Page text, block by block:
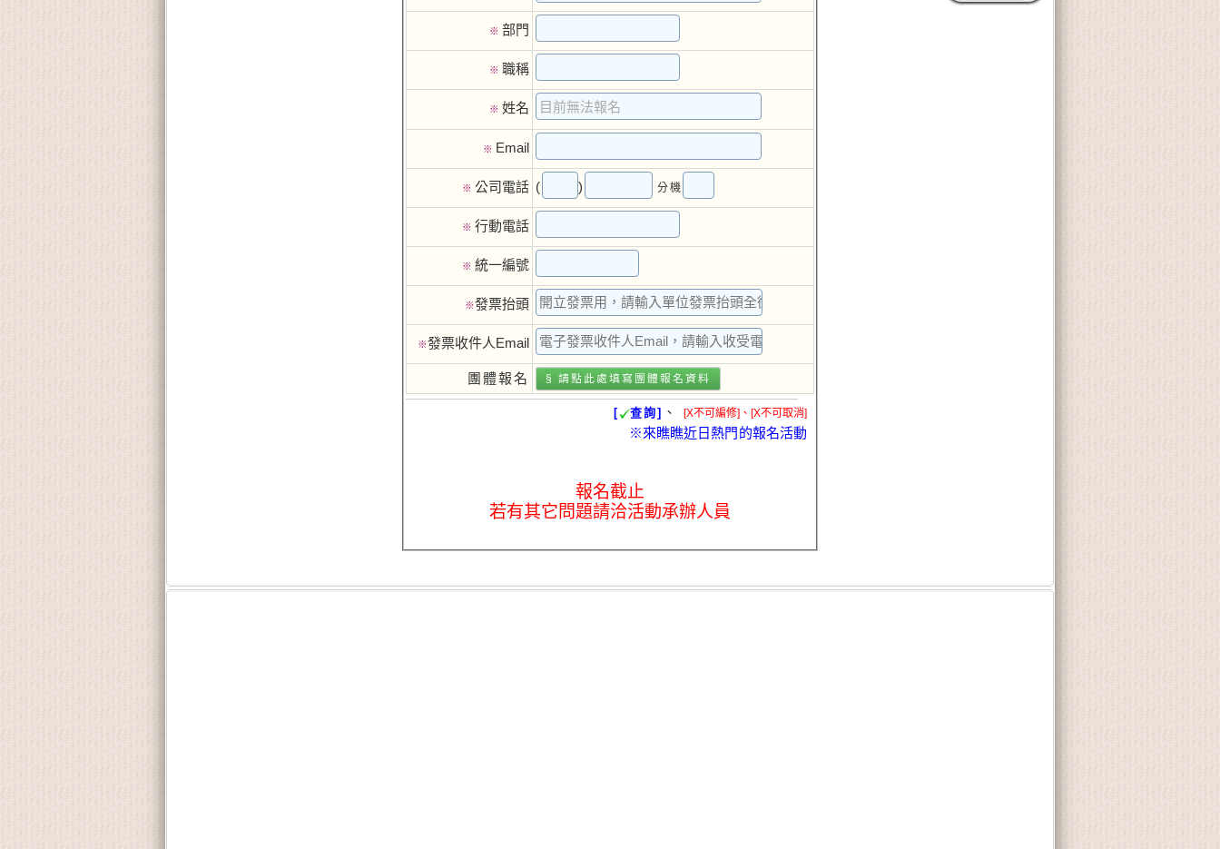
※ 部門
※ 職稱
※ 姓名
※ Email
※ 公司電話 ( ) 分機
※ 行動電話
※ 統一編號
※發票抬頭
※發票收件人Email
團體報名 § 請點此處填寫團體報名資料
[ 查詢] 、 [X不可編修]、[X不可取消]
※來瞧瞧近日熱門的報名活動
報名截止
若有其它問題請洽活動承辦人員